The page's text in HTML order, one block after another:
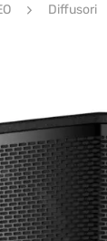
Diffusori